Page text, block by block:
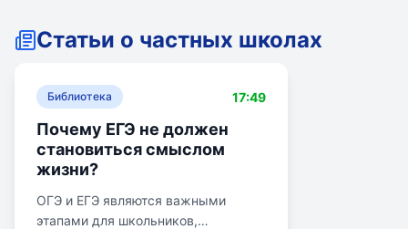
Статьи о частных школах
Библиотека 17:49
Почему ЕГЭ не должен
становиться смыслом
жизни?
ОГЭ и ЕГЭ являются важными
этапами для школьников,